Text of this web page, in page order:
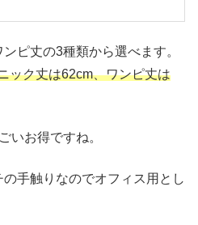
ピ丈の3種類から選べます。
ック丈は62cm、ワンピ丈は
いお得ですね。
手触りなのでオフィス用とし